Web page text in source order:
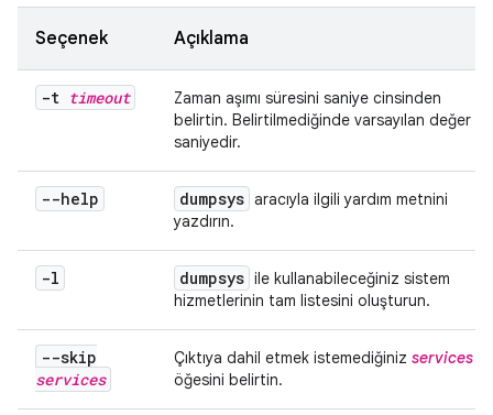
Seçenek Açıklama
-t timeout
Zaman aşımı süresini saniye cinsinden
belirtin. Belirtilmediğinde varsayılan değer 10
saniyedir.
--help dumpsys aracıyla ilgili yardım metnini
yazdırın.
-l dumpsys ile kullanabileceğiniz sistem
hizmetlerinin tam listesini oluşturun.
--skip
services
Çıktıya dahil etmek istemediğiniz services
öğesini belirtin.